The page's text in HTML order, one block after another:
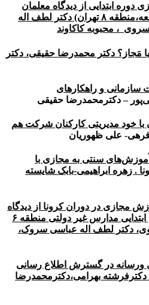
ابتدایی از دیدگاه معلمان
ابتدایی شهر تهران( مورد مطالعه،منطقه ۸ تهران) دکتر لطف اله
، محبوبه کاکاوند
مَجاز؟ دکتر محمدرضا حقیقی، دکتر
سازمانی و راهکارهای
– دکترمحمدرضا حقیقی
با خود مدیریتی کارکنان شرکت هم
علی ظهوریان
سنتی به مجازی با
. زهره ابراهیمی-بابک شایسته
مجازی در دوران کرونا از دیدگاه
( دوره دوم ابتدایی مدارس غیر دولتی منطقه ۶
دکتر لطف اله عباسی سروک،
ورسانه در گسترش اطلاع رسانی
بهرامی،دکترمحمدرضا